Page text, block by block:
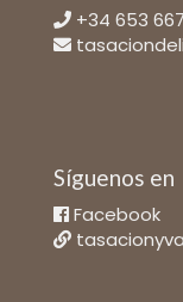
+34 653
Síguenos en
Facebook